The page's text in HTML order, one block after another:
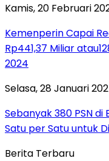
Kamis, 20 Februari
Kemenperin Capai
Rp441,37 Miliar
2024
Selasa, 28 Januari
Sebanyak 380 PSN
Satu per Satu untuk
Berita Terbaru